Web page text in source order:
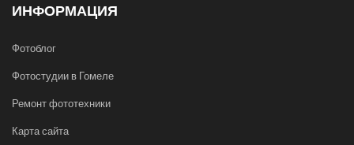
ИНФОРМАЦИЯ
Фотоблог
Фотостудии в Гомеле
Ремонт фототехники
Карта сайта